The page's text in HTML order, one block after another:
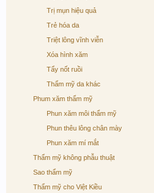
Trị mụn hiệu quả
Trẻ hóa da
Triệt lông vĩnh viễn
Xóa hình xăm
Tẩy nốt ruồi
Thẩm mỹ da khác
Phum xăm thẩm mỹ
Phun xăm môi thẩm mỹ
Phun thêu lông chân mày
Phun xăm mí mắt
Thẩm mỹ không phẫu thuật
Sao thẩm mỹ
Thẩm mỹ cho Việt Kiều